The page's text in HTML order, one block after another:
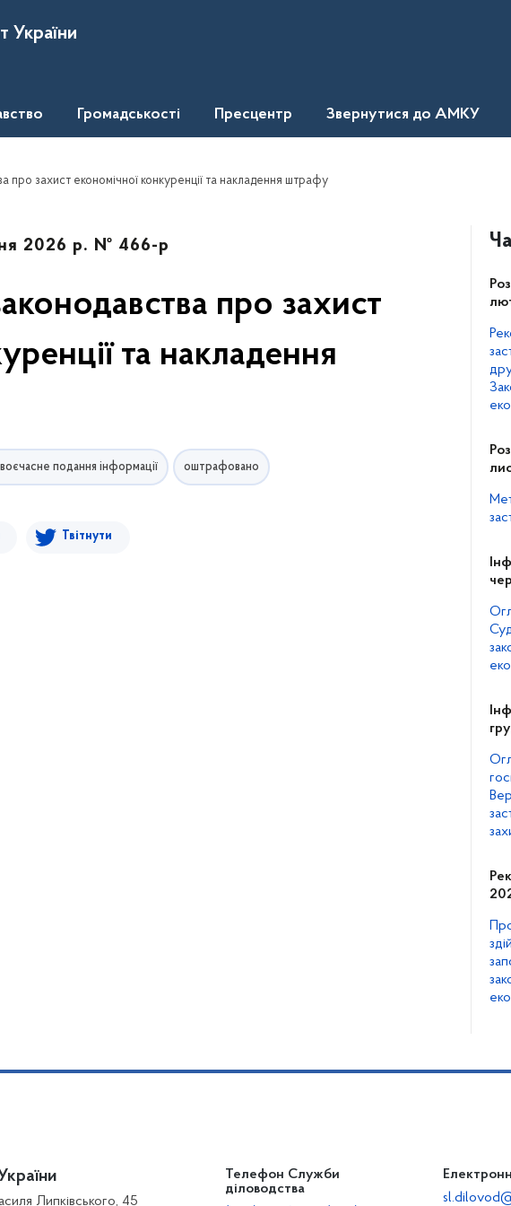
України
Громадськості Пресцентр Звернутися до АМКУ
про захист економічної конкуренції та накладення штрафу
2026 р. № 466-р
про захист
та накладення
подання інформації оштрафовано
Твітнути
Липківського, 45
Телефон Служби
діловодства